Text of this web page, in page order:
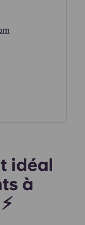
idéal
à